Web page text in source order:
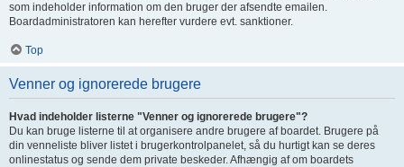
som indeholder information om den bruger der afsendte emailen.
Boardadministratoren kan herefter vurdere evt. sanktioner.
Top
Venner og ignorerede brugere
Hvad indeholder listerne "Venner og ignorerede brugere"?
Du kan bruge listerne til at organisere andre brugere af boardet. Brugere på
din venneliste bliver listet i brugerkontrolpanelet, så du hurtigt kan se deres
onlinestatus og sende dem private beskeder. Afhængig af om boardets